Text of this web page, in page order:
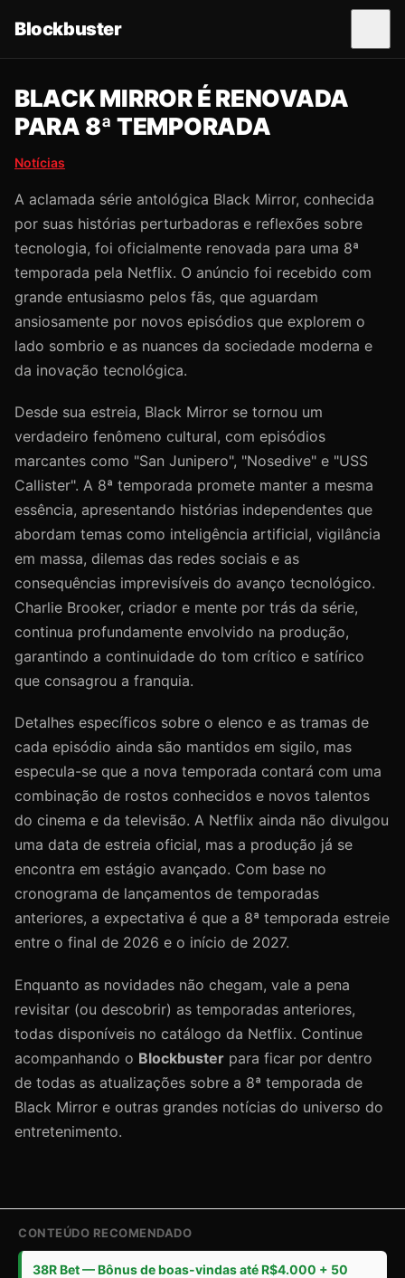
Blockbuster
b
r
BLACK MIRROR É RENOVADA
PARA 8ª TEMPORADA
Notícias
A aclamada série antológica Black Mirror, conhecida
por suas histórias perturbadoras e reflexões sobre
tecnologia, foi oficialmente renovada para uma 8ª
temporada pela Netflix. O anúncio foi recebido com
grande entusiasmo pelos fãs, que aguardam
ansiosamente por novos episódios que explorem o
lado sombrio e as nuances da sociedade moderna e
da inovação tecnológica.
Desde sua estreia, Black Mirror se tornou um
verdadeiro fenômeno cultural, com episódios
marcantes como "San Junipero", "Nosedive" e "USS
Callister". A 8ª temporada promete manter a mesma
essência, apresentando histórias independentes que
abordam temas como inteligência artificial, vigilância
em massa, dilemas das redes sociais e as
consequências imprevisíveis do avanço tecnológico.
Charlie Brooker, criador e mente por trás da série,
continua profundamente envolvido na produção,
garantindo a continuidade do tom crítico e satírico
que consagrou a franquia.
Detalhes específicos sobre o elenco e as tramas de
cada episódio ainda são mantidos em sigilo, mas
especula-se que a nova temporada contará com uma
combinação de rostos conhecidos e novos talentos
do cinema e da televisão. A Netflix ainda não divulgou
uma data de estreia oficial, mas a produção já se
encontra em estágio avançado. Com base no
cronograma de lançamentos de temporadas
anteriores, a expectativa é que a 8ª temporada estreie
entre o final de 2026 e o início de 2027.
Enquanto as novidades não chegam, vale a pena
revisitar (ou descobrir) as temporadas anteriores,
todas disponíveis no catálogo da Netflix. Continue
acompanhando o Blockbuster para ficar por dentro
de todas as atualizações sobre a 8ª temporada de
Black Mirror e outras grandes notícias do universo do
entretenimento.
CONTEÚDO RECOMENDADO
38R Bet — Bônus de boas-vindas até R$4.000 + 50